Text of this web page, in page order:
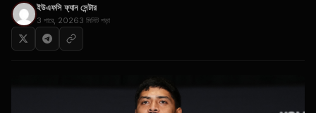
ইউএফসি ফ্যান সেন্টার
3 পারে, 20263 মিনিট পড়া